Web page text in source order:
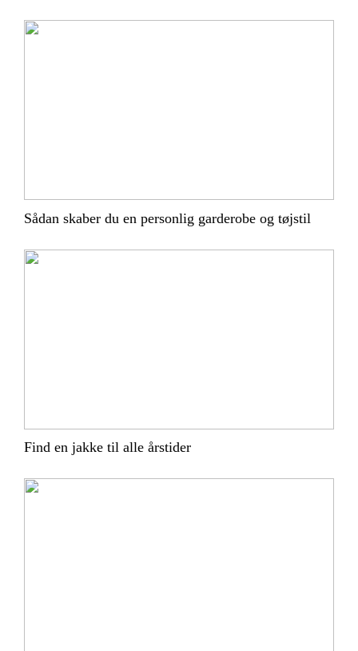
Sådan skaber du en personlig garderobe og tøjstil
Find en jakke til alle årstider